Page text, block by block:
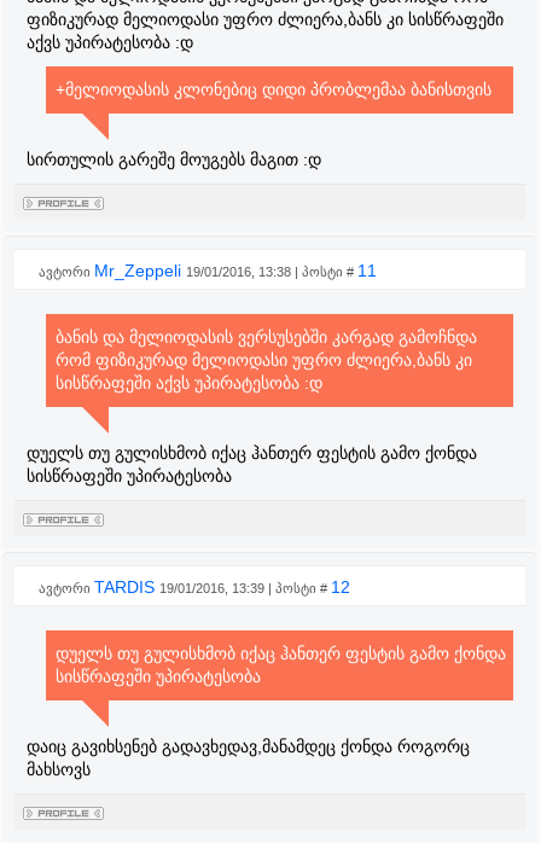
ფიზიკურად მელიოდასი უფრო ძლიერა,ბანს კი სისწრაფეში
აქვს უპირატესობა :დ
+მელიოდასის კლონებიც დიდი პრობლემაა ბანისთვის
სირთულის გარეშე მოუგებს მაგით :დ
ავტორი Mr_Zeppeli 19/01/2016, 13:38 | პოსტი # 11
ბანის და მელიოდასის ვერსუსებში კარგად გამოჩნდა
რომ ფიზიკურად მელიოდასი უფრო ძლიერა,ბანს კი
სისწრაფეში აქვს უპირატესობა :დ
დუელს თუ გულისხმობ იქაც ჰანთერ ფესტის გამო ქონდა
სისწრაფეში უპირატესობა
ავტორი TARDIS 19/01/2016, 13:39 | პოსტი # 12
დუელს თუ გულისხმობ იქაც ჰანთერ ფესტის გამო ქონდა
სისწრაფეში უპირატესობა
დაიც გავიხსენებ გადავხედავ,მანამდეც ქონდა როგორც
მახსოვს